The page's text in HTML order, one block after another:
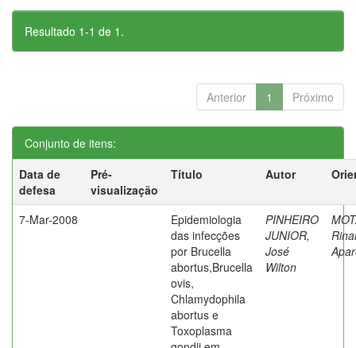
Resultado 1-1 de 1.
Anterior 1 Próximo
Conjunto de itens:
Data de
defesa
Pré-
visualização
Título Autor
7-Mar-2008
Epidemiologia
das infecções
por Brucella
abortus,Brucella
ovis,
Chlamydophila
abortus e
Toxoplasma
PINHEIRO
JUNIOR,
José
Wilton